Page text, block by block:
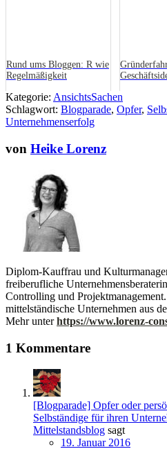
Rund ums Bloggen: R wie
Regelmäßigkeit
Kategorie: AnsichtsSachen
Schlagwort: Blogparade, Opfer,
Unternehmenserfolg
von Heike Lorenz
Diplom-Kauffrau und
freiberufliche
Controlling und
mittelständische Unternehmen aus
Mehr unterhttps://www.lorenz-
1 Kommentare
[Blogparade] Opfer oder
Selbständige für ihren
Mittelstandsblog sagt
19. Januar 2016